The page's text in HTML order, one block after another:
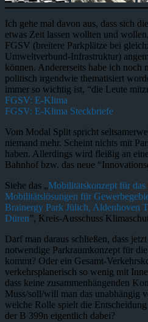
Ich gehe mal davon aus, dass sich
etwas Zeit lassen wollten und
FGSV (breitere Parkplätze bei
Umweltverbund-Infrastruktur)
können. Andererseits habe ich noch
politisch irgendwie thematisiert
immer so wichtig ist, “die Leute
FGSV: E-Klima
FGSV: E-Klima Steckbriefe
Vom Modal Split spricht
niemand mehr. Scheint nichts mit
haben. Allerdings wird fleißig an
Bahnhof bzw. das neue
Siehe das „Mobilitätskonzept für
Mobilitätslösungen für
Brainergy Park Jülich, Aldenhoven
Düren”, Kreis-Ausschuss
Darf man daraus schließen, dass
notwendige Parkraumkonzept für
kommt? Oder ein Gesamt-
verkehrsplanerisch so wenig mit
dass keine zusammenhängenden
Muss/soll/will man das unabhängig
welche Rolle spielt die
der B 399n eigentlich dabei?